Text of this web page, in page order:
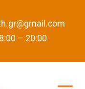
– 20:00